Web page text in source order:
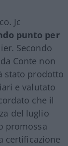
Jc
punto per
Secondo
Conte non
stato prodotto
e valutato
che il
del luglio
promossa
certificazione